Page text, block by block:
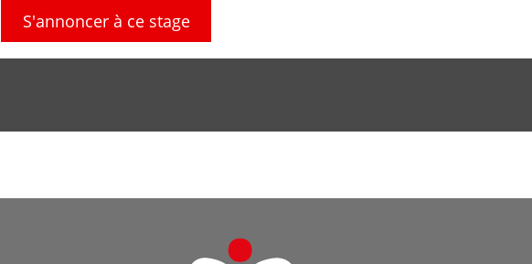
S'annoncer à ce stage